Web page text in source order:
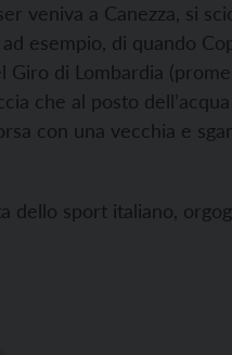
veniva a Canezza, si
esempio, di quando
Giro di Lombardia
che al posto
con una vecchia e
dello sport italiano,